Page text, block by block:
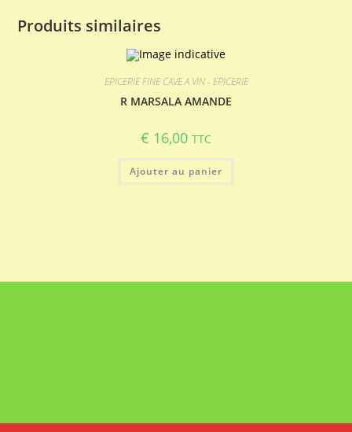
Produits similaires
EPICERIE FINE CAVE A VIN - EPICERIE
R MARSALA AMANDE
€ 16,00 TTC
Ajouter au panier